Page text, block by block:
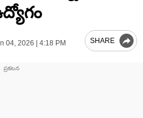
04, 2026 | 4:18 PM SHARE